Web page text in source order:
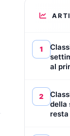
1
al
2
della